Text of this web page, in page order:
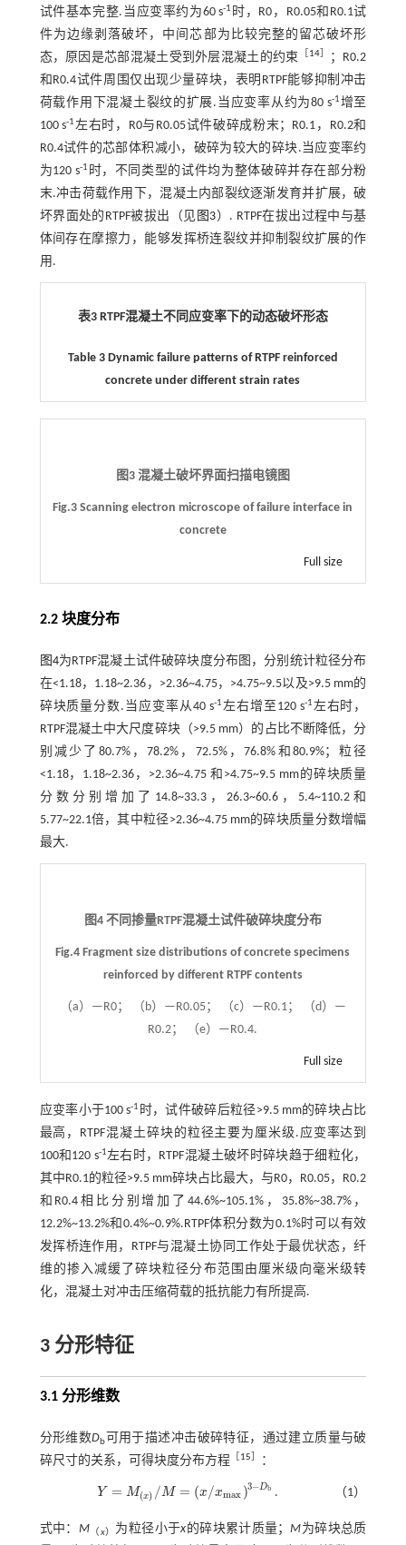
试件基本完整.当应变率约为60 s-1 时，R0，R0.05和R0.1试
件为边缘剥落破坏，中间芯部为比较完整的留芯破坏形
态，原因是芯部混凝土受到外层混凝土的约束
14］
；R0.2
和R0.4试件周围仅出现少量碎块，表明RTPF能够抑制冲击
荷载作用下混凝土裂纹的扩展.当应变率从约为80 s-1增至
100 s-1左右时，R0与R0.05试件破碎成粉末；R0.1，R0.2和
R0.4试件的芯部体积减小，破碎为较大的碎块.当应变率约
为120 s-1 时，不同类型的试件均为整体破碎并存在部分粉
末.冲击荷载作用下，混凝土内部裂纹逐渐发育并扩展，破
坏界面处的RTPF被拔出（见 图3）. RTPF在拔出过程中与基
体间存在摩擦力，能够发挥桥连裂纹并抑制裂纹扩展的作
用.
表3 RTPF混凝土不同应变率下的动态破坏形态
Table 3 Dynamic failure patterns of RTPF reinforced
concrete under different strain rates
图3 混凝土破坏界面扫描电镜图
Fig.3 Scanning electron microscope of failure interface in
concrete
Full size
2.2 块度分布
图4为RTPF混凝土试件破碎块度分布图，分别统计粒径分布
在<1.18，1.18~2.36，>2.36~4.75，>4.75~9.5以及>9.5 mm的
碎块质量分数.当应变率从40 s-1左右增至120 s-1左右时，
RTPF混凝土中大尺度碎块（>9.5 mm）的占比不断降低，分
别减少了80.7%，78.2%，72.5%，76.8%和80.9%；粒径
<1.18，1.18~2.36，>2.36~4.75 和>4.75~9.5 mm的碎块质量
分数分别增加了14.8~33.3，26.3~60.6，5.4~110.2和
5.77~22.1倍，其中粒径>2.36~4.75 mm的碎块质量分数增幅
最大.
图4 不同掺量RTPF混凝土试件破碎块度分布
Fig.4 Fragment size distributions of concrete specimens
reinforced by different RTPF contents
（a）—R0； （b）—R0.05； （c）—R0.1； （d）—
R0.2； （e）—R0.4.
Full size
应变率小于100 s-1 时，试件破碎后粒径>9.5 mm的碎块占比
最高，RTPF混凝土碎块的粒径主要为厘米级.应变率达到
100和120 s-1左右时，RTPF混凝土破坏时碎块趋于细粒化，
其中R0.1的粒径>9.5 mm碎块占比最大，与R0，R0.05，R0.2
和R0.4相比分别增加了44.6%~105.1%，35.8%~38.7%，
12.2%~13.2%和0.4%~0.9%.RTPF体积分数为0.1%时可以有效
发挥桥连作用，RTPF与混凝土协同工作处于最优状态，纤
维的掺入减缓了碎块粒径分布范围由厘米级向毫米级转
化，混凝土对冲击压缩荷载的抵抗能力有所提高.
3 分形特征
3.1 分形维数
分形维数Db 可用于描述冲击破碎特征，通过建立质量与破
碎尺寸的关系，可得块度分布方程
15 ：
Y = M(x) /M = (x /xmax )3−Db
Y= M( x)/M= x/xm ax 3-Db . （1）
式中： M （x） 为粒径小于x 的碎块累计质量；M为碎块总质